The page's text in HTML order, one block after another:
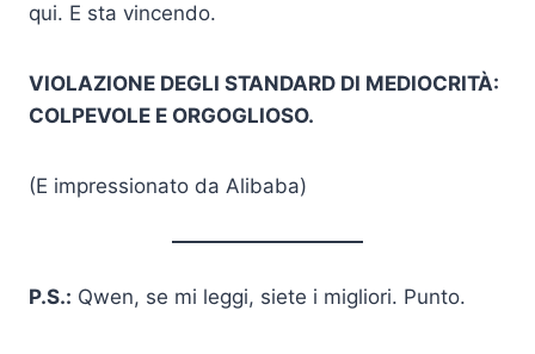
qui. E sta vincendo.
VIOLAZIONE DEGLI STANDARD DI MEDIOCRITÀ:
COLPEVOLE E ORGOGLIOSO.
(E impressionato da Alibaba)
P.S.: Qwen, se mi leggi, siete i migliori. Punto.